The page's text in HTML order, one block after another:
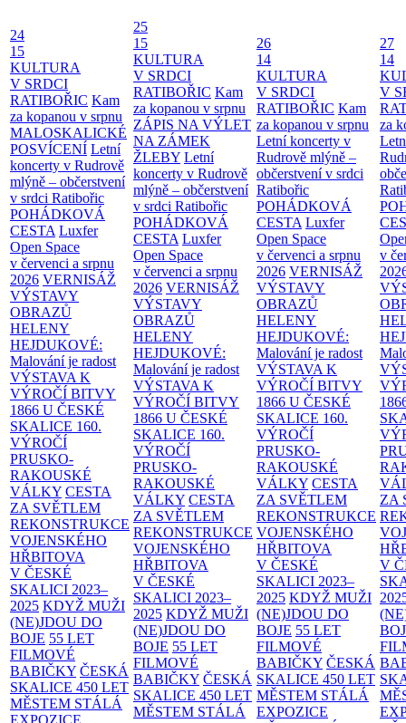
24
15
KULTURA
V SRDCI
RATIBOŘIC Kam
za kopanou v srpnu
MALOSKALICKÉ
POSVÍCENÍ Letní
koncerty v Rudrově
mlýně – občerstvení
v srdci Ratibořic
POHÁDKOVÁ
CESTA Luxfer
Open Space
v červenci a srpnu
2026 VERNISÁŽ
VÝSTAVY
OBRAZŮ
HELENY
HEJDUKOVÉ:
Malování je radost
VÝSTAVA K
VÝROČÍ BITVY
1866 U ČESKÉ
SKALICE 160.
VÝROČÍ
PRUSKO-
RAKOUSKÉ
VÁLKY CESTA
ZA SVĚTLEM
REKONSTRUKCE
VOJENSKÉHO
HŘBITOVA
V ČESKÉ
SKALICI 2023–
2025 KDYŽ MUŽI
(NE)JDOU DO
BOJE 55 LET
FILMOVÉ
BABIČKY ČESKÁ
SKALICE 450 LET
MĚSTEM STÁLÁ
25
15
KULTURA
V SRDCI
RATIBOŘIC Kam
za kopanou v srpnu
ZÁPIS NA VÝLET
NA ZÁMEK
ŽLEBY Letní
koncerty v Rudrově
mlýně – občerstvení
v srdci Ratibořic
POHÁDKOVÁ
CESTA Luxfer
Open Space
v červenci a srpnu
2026 VERNISÁŽ
VÝSTAVY
OBRAZŮ
HELENY
HEJDUKOVÉ:
Malování je radost
VÝSTAVA K
VÝROČÍ BITVY
1866 U ČESKÉ
SKALICE 160.
VÝROČÍ
PRUSKO-
RAKOUSKÉ
VÁLKY CESTA
ZA SVĚTLEM
REKONSTRUKCE
VOJENSKÉHO
HŘBITOVA
V ČESKÉ
SKALICI 2023–
2025 KDYŽ MUŽI
(NE)JDOU DO
BOJE 55 LET
FILMOVÉ
BABIČKY ČESKÁ
SKALICE 450 LET
MĚSTEM STÁLÁ
26
14
KULTURA
V SRDCI
RATIBOŘIC Kam
za kopanou v srpnu
Letní koncerty v
Rudrově mlýně –
občerstvení v srdci
Ratibořic
POHÁDKOVÁ
CESTA Luxfer
Open Space
v červenci a srpnu
2026 VERNISÁŽ
VÝSTAVY
OBRAZŮ
HELENY
HEJDUKOVÉ:
Malování je radost
VÝSTAVA K
VÝROČÍ BITVY
1866 U ČESKÉ
SKALICE 160.
VÝROČÍ
PRUSKO-
RAKOUSKÉ
VÁLKY CESTA
ZA SVĚTLEM
REKONSTRUKCE
VOJENSKÉHO
HŘBITOVA
V ČESKÉ
SKALICI 2023–
2025 KDYŽ MUŽI
(NE)JDOU DO
BOJE 55 LET
FILMOVÉ
BABIČKY ČESKÁ
SKALICE 450 LET
MĚSTEM STÁLÁ
EXPOZICE
27
14
V
za
v
ZA
V